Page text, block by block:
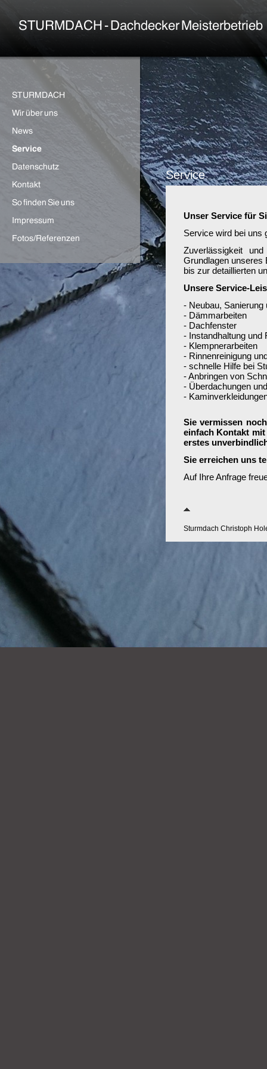
Service
Unser Service für
Service wird bei uns
Zuverlässigkeit
Grundlagen unseres
bis zur detaillierten
Unsere Service-
- Neubau,
- Dämmarbeiten
- Dachfenster
- Instandhaltung und
- Klempnerarbeiten
- Rinnenreinigung
- schnelle Hilfe bei
- Anbringen von
- Überdachungen
-
Sie vermissen
einfach Kontakt
erstes
Sie erreichen uns
Auf Ihre Anfrage
Sturmdach Christoph